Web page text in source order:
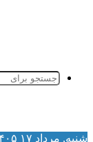
مرداد ۱۷ ۱۴۰۵